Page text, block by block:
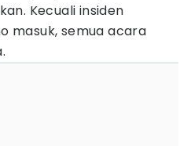
Kecuali insiden
masuk, semua acara